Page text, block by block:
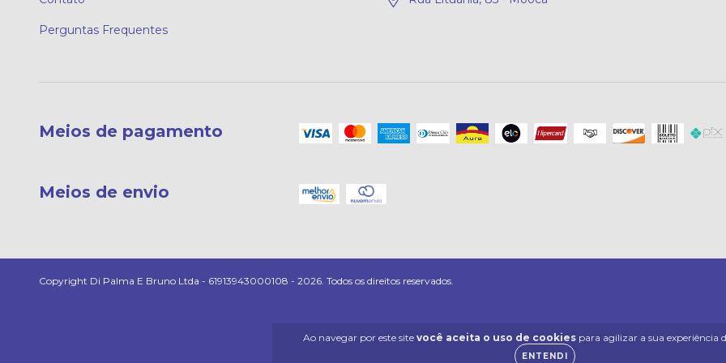
Ao navegar por este site você aceita o uso de cookiespara agilizar a sua experiência
ENTENDI
Perguntas Frequentes
Meios de pagamento
Meios de envio
Copyright Di Palma E Bruno Ltda - 61913943000108 - 2026. Todos os direitos reservados.